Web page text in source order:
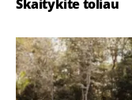
Skaitykite toliau